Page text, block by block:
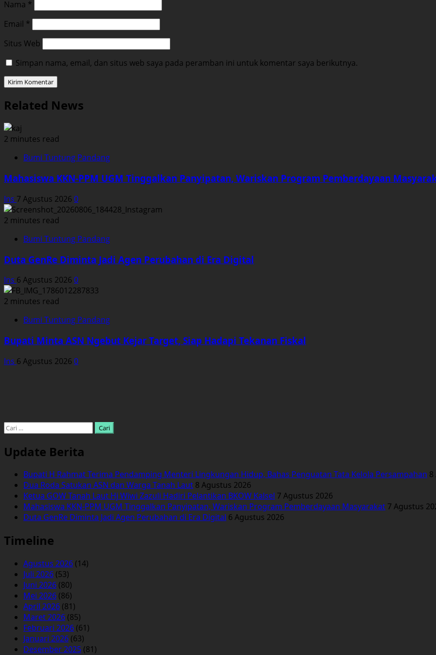
Nama *
Email *
Situs Web
Simpan nama, email, dan situs web saya pada peramban ini untuk komentar saya berikutnya.
Related News
2 minutes read
Bumi Tuntung Pandang
Mahasiswa KKN-PPM UGM Tinggalkan Panyipatan, Wariskan Program Pemberdayaan
Ins 7 Agustus 2026 0
2 minutes read
Bumi Tuntung Pandang
Duta GenRe Diminta Jadi Agen Perubahan di Era Digital
Ins 6 Agustus 2026 0
2 minutes read
Bumi Tuntung Pandang
Bupati Minta ASN Ngebut Kejar Target, Siap Hadapi Tekanan Fiskal
Ins 6 Agustus 2026 0
Cari
untuk:
Update Berita
Bupati H Rahmat Terima Pendamping Menteri Lingkungan Hidup, Bahas Penguatan Tata Kelola Persampahan 8
Dua Roda Satukan ASN dan Warga Tanah Laut 8 Agustus 2026
Ketua GOW Tanah Laut Hj Wiwi Zazuli Hadiri Pelantikan BKOW Kalsel 7 Agustus 2026
Mahasiswa KKN-PPM UGM Tinggalkan Panyipatan, Wariskan Program Pemberdayaan Masyarakat 7 Agustus
Duta GenRe Diminta Jadi Agen Perubahan di Era Digital 6 Agustus 2026
Timeline
Agustus 2026 (14)
Juli 2026 (53)
Juni 2026 (80)
Mei 2026 (86)
April 2026 (81)
Maret 2026 (85)
Februari 2026 (61)
Januari 2026 (63)
Desember 2025 (81)